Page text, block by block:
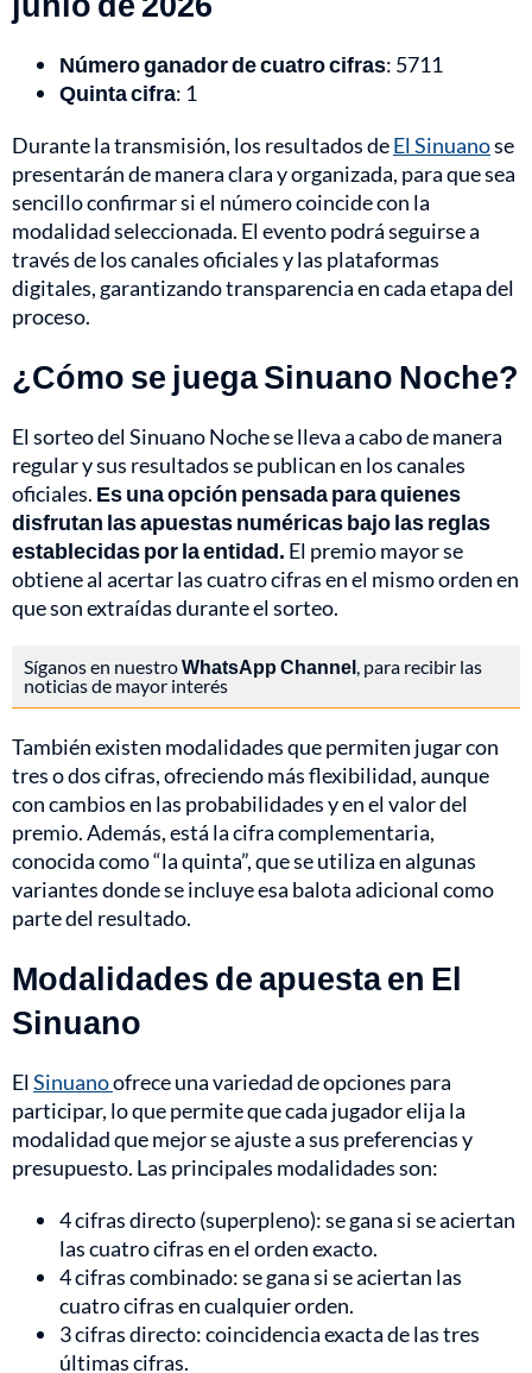
Número ganador de cuatro cifras: 5711
Quinta cifra: 1
Durante la transmisión, los resultados deEl Sinuanose
presentarán de manera clara y organizada, para que sea
sencillo confirmar si el número coincide con la
modalidad seleccionada. El evento podrá seguirse a
través de los canales oficiales y las plataformas
digitales, garantizando transparencia en cada etapa del
proceso.
¿Cómo se juega Sinuano Noche?
El sorteo del Sinuano Noche se lleva a cabo de manera
regular y sus resultados se publican en los canales
oficiales. Es una opción pensada para quienes
disfrutan las apuestas numéricas bajo las reglas
establecidas por la entidad. El premio mayor se
obtiene al acertar las cuatro cifras en el mismo orden en
que son extraídas durante el sorteo.
Síganos en nuestroWhatsApp Channel, para recibir las
noticias de mayor interés
También existen modalidades que permiten jugar con
tres o dos cifras, ofreciendo más flexibilidad, aunque
con cambios en las probabilidades y en el valor del
premio. Además, está la cifra complementaria,
conocida como “la quinta”, que se utiliza en algunas
variantes donde se incluye esa balota adicional como
parte del resultado.
Modalidades de apuesta en El
Sinuano
ElSinuanoofrece una variedad de opciones para
participar, lo que permite que cada jugador elija la
modalidad que mejor se ajuste a sus preferencias y
presupuesto. Las principales modalidades son:
4 cifras directo (superpleno): se gana si se aciertan
las cuatro cifras en el orden exacto.
4 cifras combinado: se gana si se aciertan las
cuatro cifras en cualquier orden.
3 cifras directo: coincidencia exacta de las tres
últimas cifras.